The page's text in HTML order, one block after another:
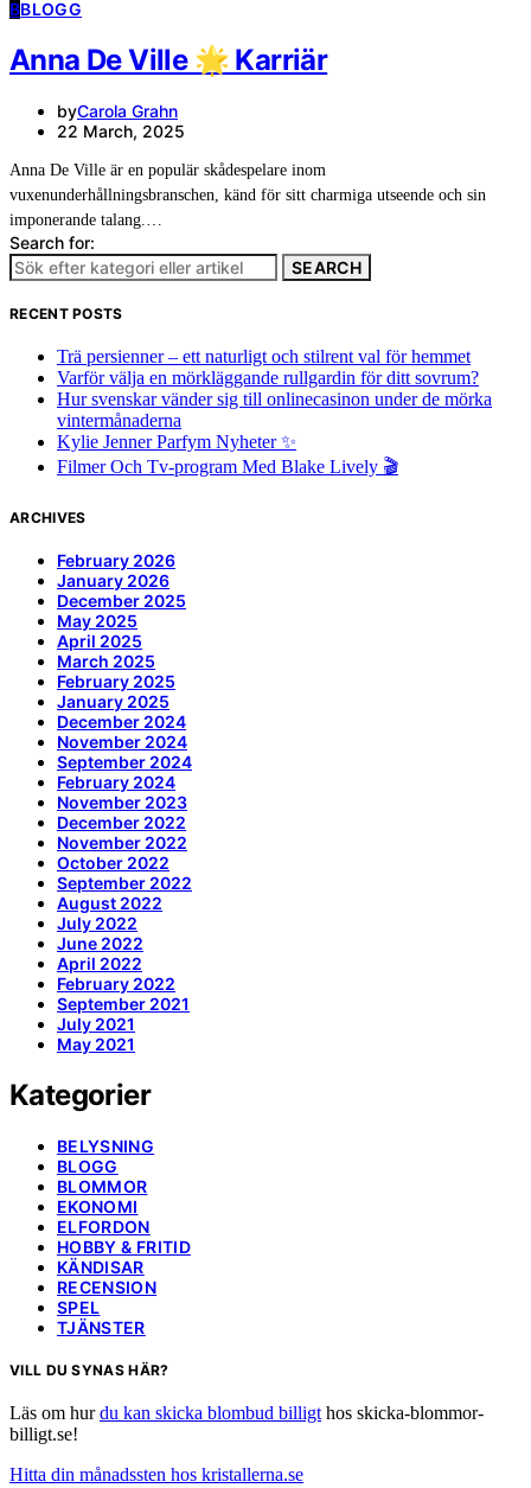
BBLOGG
Anna De Ville 🌟 Karriär
byCarola Grahn
22 March, 2025
Anna De Ville är en populär skådespelare inom
vuxenunderhållningsbranschen, känd för sitt charmiga utseende och sin
imponerande talang.…
Search for:
SEARCH
RECENT POSTS
Trä persienner – ett naturligt och stilrent val för hemmet
Varför välja en mörkläggande rullgardin för ditt sovrum?
Hur svenskar vänder sig till onlinecasinon under de mörka
vintermånaderna
Kylie Jenner Parfym Nyheter ✨
Filmer Och Tv-program Med Blake Lively 🎬
ARCHIVES
February 2026
January 2026
December 2025
May 2025
April 2025
March 2025
February 2025
January 2025
December 2024
November 2024
September 2024
February 2024
November 2023
December 2022
November 2022
October 2022
September 2022
August 2022
July 2022
June 2022
April 2022
February 2022
September 2021
July 2021
May 2021
Kategorier
BELYSNING
BLOGG
BLOMMOR
EKONOMI
ELFORDON
HOBBY & FRITID
KÄNDISAR
RECENSION
SPEL
TJÄNSTER
VILL DU SYNAS HÄR?
Läs om hurdu kan skicka blombud billigt hos skicka-blommor-
billigt.se!
Hitta din månadssten hos kristallerna.se